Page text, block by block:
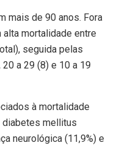
mais de 90 anos. Fora
mortalidade entre
seguida pelas
a 29 (8) e 10 a 19
à mortalidade
diabetes mellitus
neurológica (11,9%) e